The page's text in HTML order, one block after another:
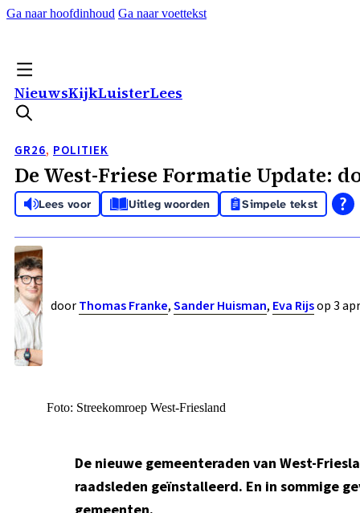
Ga naar hoofdinhoud Ga naar voettekst
NieuwsKijkLuisterLees
GR26, POLITIEK
De West-Friese Formatie Update:
Lees voor Uitleg woorden Simpele tekst
doorThomas Franke,Sander Huisman, Eva Rijsop 3
Foto: Streekomroep West-Friesland
De nieuwe gemeenteraden van West-
raadsleden geïnstalleerd. En in sommige